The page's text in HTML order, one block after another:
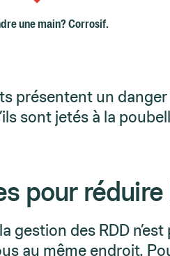
une main? Corrosif.
présentent un
sont jetés à la
pour réduire
gestion des RDD
au même endroit.